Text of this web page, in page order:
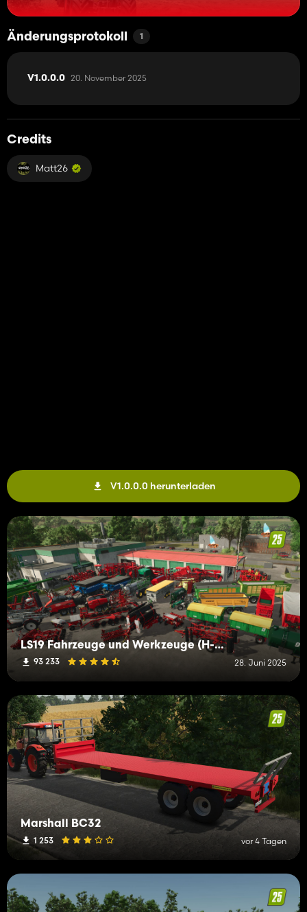
Änderungsprotokoll 1
V1.0.0.0 20. November 2025
Credits
Matt26
V1.0.0.0 herunterladen
LS19 Fahrzeuge und Werkzeuge (H-K)
93 233 28. Juni 2025
Marshall BC32
1 253 vor 4 Tagen